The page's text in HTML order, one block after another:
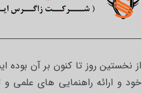
از نخستین روز تا کنون بر آن بوده
خود و ارائه راهنمایی های علمی و